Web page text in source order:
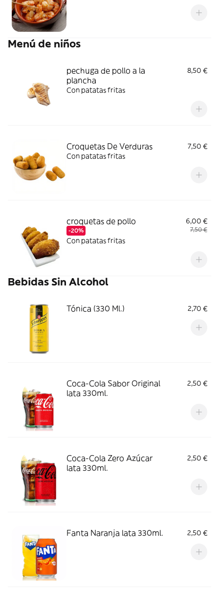
Menú de niños
pechuga de pollo a la
plancha
8,50 €
Con patatas fritas
Croquetas De Verduras
7,50 €
Con patatas fritas
croquetas de pollo
-20%
6,00 €
7,50 €
Con patatas fritas
Bebidas Sin Alcohol
Tónica (330 Ml.) 2,70 €
Coca-Cola Sabor Original
lata 330ml.
2,50 €
Coca-Cola Zero Azúcar
lata 330ml.
2,50 €
Fanta Naranja lata 330ml. 2,50 €